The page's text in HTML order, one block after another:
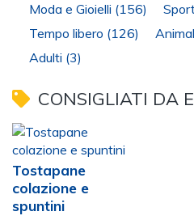
Moda e Gioielli (156)
Tempo libero (126)
Adulti (3)
CONSIGLIATI DA
Tostapane
colazione e
spuntini